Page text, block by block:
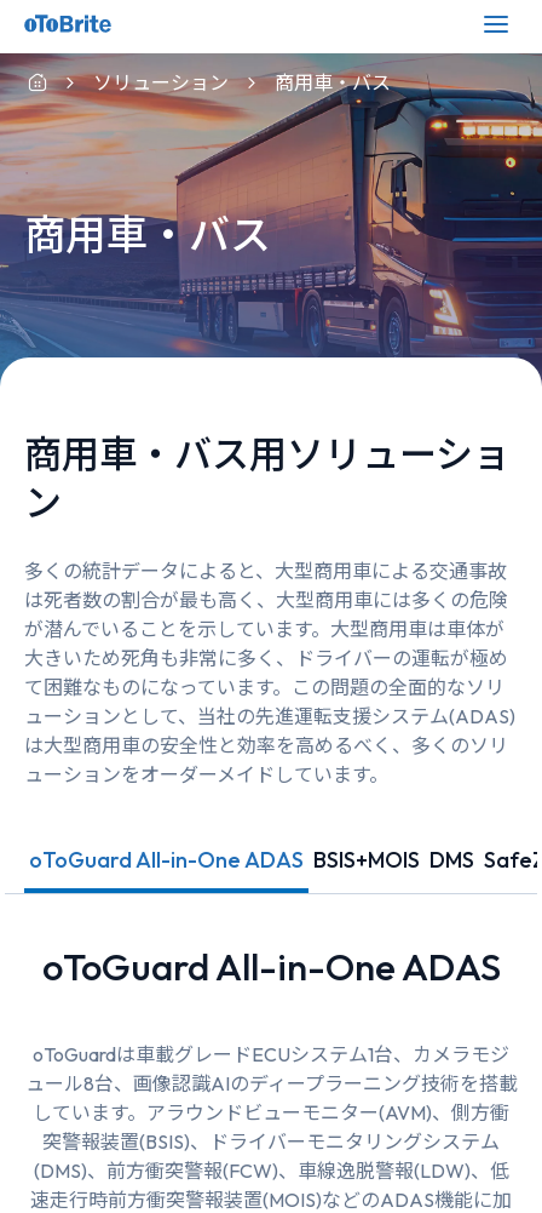
ソリューション 商用車・バス
商用車・バス
商用車・バス用ソリューショ
ン
多くの統計データによると、大型商用車による交通事故
は死者数の割合が最も高く、大型商用車には多くの危険
が潜んでいることを示しています。大型商用車は車体が
大きいため死角も非常に多く、ドライバーの運転が極め
て困難なものになっています。この問題の全面的なソリ
ューションとして、当社の先進運転支援システム(ADAS)
は大型商用車の安全性と効率を高めるべく、多くのソリ
ューションをオーダーメイドしています。
oToGuard All-in-One ADAS BSIS+MOIS DMS
oToGuard All-in-One ADAS
oToGuardは車載グレードECUシステム1台、カメラモジ
ュール8台、画像認識AIのディープラーニング技術を搭載
しています。アラウンドビューモニター(AVM)、側方衝
突警報装置(BSIS)、ドライバーモニタリングシステム
(DMS)、前方衝突警報(FCW)、車線逸脱警報(LDW)、低
速走行時前方衝突警報装置(MOIS)などのADAS機能に加